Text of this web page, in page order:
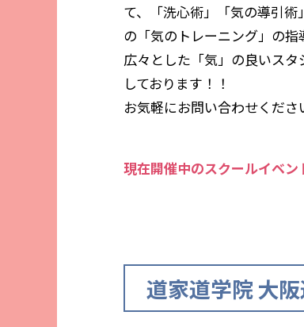
て、「洗心術」「気の導引
の「気のトレーニング」の指
広々とした「気」の良いス
しております！！
お気軽にお問い合わせくださ
現在開催中のスクールイベ
道家道学院 大